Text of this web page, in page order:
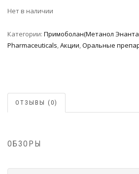
Нет в наличии
Категории: Примоболан(Метанол
Pharmaceuticals,Акции,Оральные
ОТЗЫВЫ (0)
ОБЗОРЫ